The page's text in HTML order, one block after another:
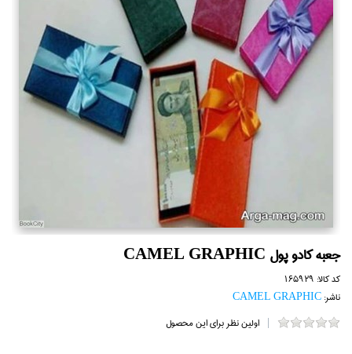
جعبه كادو پول CAMEL GRAPHIC
کد کالا: 165929
ناشر:CAMEL GRAPHIC
اولین نظر برای این محصول